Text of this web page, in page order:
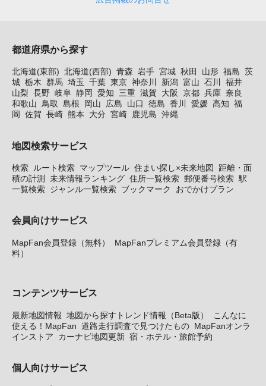
都道府県から探す
北海道(東部) 北海道(西部) 青森 岩手 宮城 秋田 山形 福島 茨
城 栃木 群馬 埼玉 千葉 東京 神奈川 新潟 富山 石川
福井
山梨 長野 岐阜 静岡 愛知 三重 滋賀 大阪 京都 兵庫 奈良
和歌山 鳥取 島根 岡山 広島 山口 徳島 香川 愛媛 高知 福
岡
佐賀 長崎 熊本 大分 宮崎 鹿児島 沖縄
地図検索サービス
検索 ルート検索 マップツール 住まい探し×未来地図
距離・面
積の計測
未来情報ランキング 住所一覧検索 郵便番号検索 駅
一覧検索 ジャンル一覧検索 ブックマーク おでかけプラン
会員向けサービス
MapFan会員登録（無料）
MapFanプレミアム会員登録（有
料）
コンテンツサービス
最新地図情報 地図から探すトレンド情報（Beta版）
こんなに
使える！MapFan 道路走行調査で見つけたもの MapFanオンラ
インストア
カーナビ地図更新 宿・ホテル・旅館予約
個人向けサービス